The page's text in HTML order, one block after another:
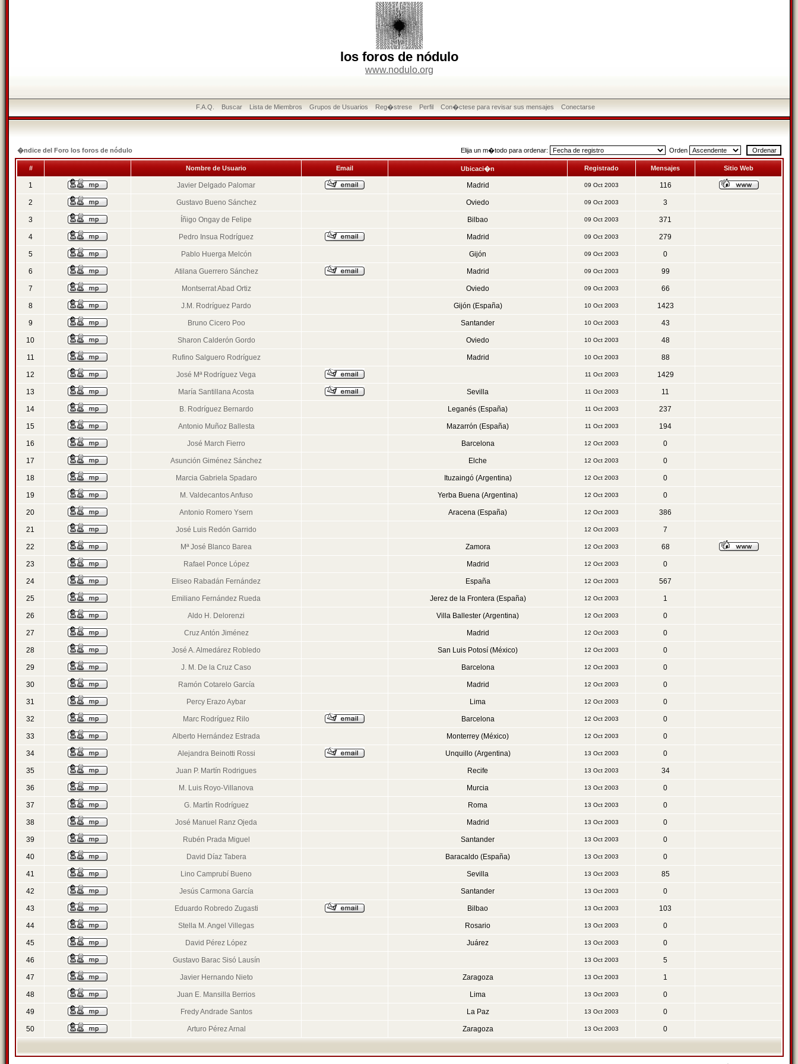
los foros de nódulo
www.nodulo.org
F.A.Q. Buscar Lista de Miembros Grupos de Usuarios Reg�strese Perfil Con�ctese para revisar sus mensajes Conectarse
�ndice del Foro los foros de nódulo Elija un m�todo para ordenar: Orden
# Nombre de Usuario Email Ubicaci�n Registrado Mensajes Sitio Web
1 Javier Delgado Palomar Madrid 09 Oct 2003 116
2 Gustavo Bueno Sánchez Oviedo 09 Oct 2003 3
3 Íñigo Ongay de Felipe Bilbao 09 Oct 2003 371
4 Pedro Insua Rodríguez Madrid 09 Oct 2003 279
5 Pablo Huerga Melcón Gijón 09 Oct 2003 0
6 Atilana Guerrero Sánchez Madrid 09 Oct 2003 99
7 Montserrat Abad Ortiz Oviedo 09 Oct 2003 66
8 J.M. Rodríguez Pardo Gijón (España) 10 Oct 2003 1423
9 Bruno Cicero Poo Santander 10 Oct 2003 43
10 Sharon Calderón Gordo Oviedo 10 Oct 2003 48
11 Rufino Salguero Rodríguez Madrid 10 Oct 2003 88
12 José Mª Rodríguez Vega 11 Oct 2003 1429
13 María Santillana Acosta Sevilla 11 Oct 2003 11
14 B. Rodríguez Bernardo Leganés (España) 11 Oct 2003 237
15 Antonio Muñoz Ballesta Mazarrón (España) 11 Oct 2003 194
16 José March Fierro Barcelona 12 Oct 2003 0
17 Asunción Giménez Sánchez Elche 12 Oct 2003 0
18 Marcia Gabriela Spadaro Ituzaingó (Argentina) 12 Oct 2003 0
19 M. Valdecantos Anfuso Yerba Buena (Argentina) 12 Oct 2003 0
20 Antonio Romero Ysern Aracena (España) 12 Oct 2003 386
21 José Luis Redón Garrido 12 Oct 2003 7
22 Mª José Blanco Barea Zamora 12 Oct 2003 68
23 Rafael Ponce López Madrid 12 Oct 2003 0
24 Eliseo Rabadán Fernández España 12 Oct 2003 567
25 Emiliano Fernández Rueda Jerez de la Frontera (España) 12 Oct 2003 1
26 Aldo H. Delorenzi Villa Ballester (Argentina) 12 Oct 2003 0
27 Cruz Antón Jiménez Madrid 12 Oct 2003 0
28 José A. Almedárez Robledo San Luis Potosí (México) 12 Oct 2003 0
29 J. M. De la Cruz Caso Barcelona 12 Oct 2003 0
30 Ramón Cotarelo García Madrid 12 Oct 2003 0
31 Percy Erazo Aybar Lima 12 Oct 2003 0
32 Marc Rodríguez Rilo Barcelona 12 Oct 2003 0
33 Alberto Hernández Estrada Monterrey (México) 12 Oct 2003 0
34 Alejandra Beinotti Rossi Unquillo (Argentina) 13 Oct 2003 0
35 Juan P. Martín Rodrigues Recife 13 Oct 2003 34
36 M. Luis Royo-Villanova Murcia 13 Oct 2003 0
37 G. Martín Rodríguez Roma 13 Oct 2003 0
38 José Manuel Ranz Ojeda Madrid 13 Oct 2003 0
39 Rubén Prada Miguel Santander 13 Oct 2003 0
40 David Díaz Tabera Baracaldo (España) 13 Oct 2003 0
41 Lino Camprubí Bueno Sevilla 13 Oct 2003 85
42 Jesús Carmona García Santander 13 Oct 2003 0
43 Eduardo Robredo Zugasti Bilbao 13 Oct 2003 103
44 Stella M. Angel Villegas Rosario 13 Oct 2003 0
45 David Pérez López Juárez 13 Oct 2003 0
46 Gustavo Barac Sisó Lausín 13 Oct 2003 5
47 Javier Hernando Nieto Zaragoza 13 Oct 2003 1
48 Juan E. Mansilla Berrios Lima 13 Oct 2003 0
49 Fredy Andrade Santos La Paz 13 Oct 2003 0
50 Arturo Pérez Arnal Zaragoza 13 Oct 2003 0